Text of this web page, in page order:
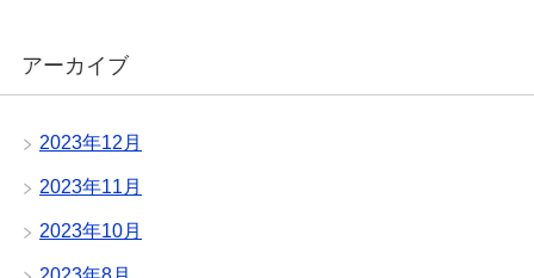
アーカイブ
2023年12月
2023年11月
2023年10月